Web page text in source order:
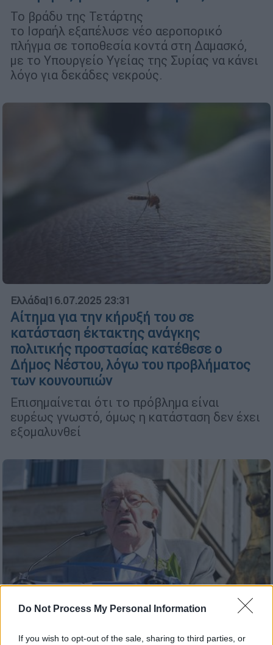
Do Not Process My Personal Information
If you wish to opt-out of the sale, sharing to third parties, or
Το βράδυ της Τετάρτης
το Ισραήλ εξαπέλυσε νέο αεροπορικό
πλήγμα σε τοποθεσία κοντά στη Δαμασκό,
με το Υπουργείο Υγείας της Συρίας να κάνει
λόγο για δεκάδες νεκρούς.
Ελλάδα|16.07.2025 23:31
Αίτημα για την κήρυξή του σε
κατάσταση έκτακτης ανάγκης
πολιτικής προστασίας κατέθεσε ο
Δήμος Νέστου, λόγω του προβλήματος
των κουνουπιών
Επισημαίνεται ότι το πρόβλημα είναι
ευρέως γνωστό, όμως η κατάσταση δεν έχει
εξομαλυνθεί